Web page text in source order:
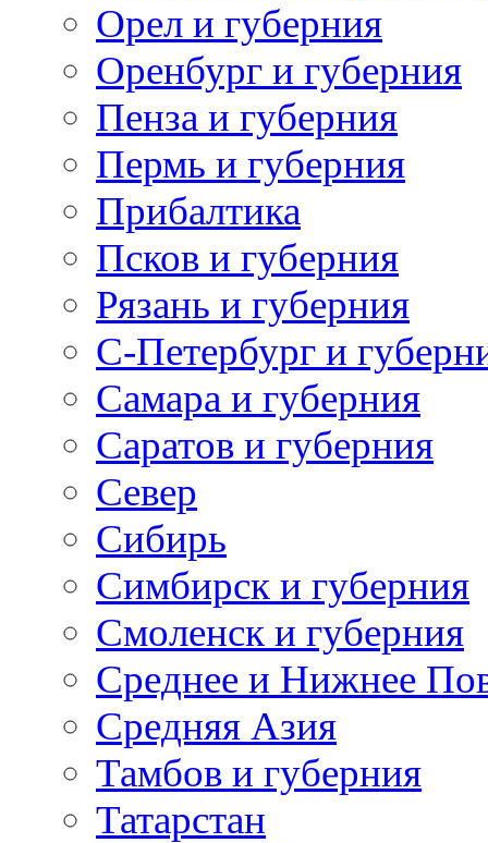
Орел и губерния
Оренбург и губерния
Пенза и губерния
Пермь и губерния
Прибалтика
Псков и губерния
Рязань и губерния
С-Петербург и
Самара и губерния
Саратов и губерния
Север
Сибирь
Симбирск и губерния
Смоленск и губерния
Среднее и Нижнее
Средняя Азия
Тамбов и губерния
Татарстан